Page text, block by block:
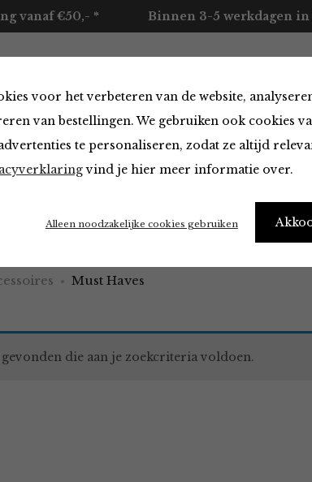
voor het verbeteren van de website,
van bestellingen. We gebruiken ook cookies
te personaliseren, zodat ze altijd
vind je hier meer informatie over.
Alleen noodzakelijke cookies gebruiken
vanaf €50,- * Binnen 3-5 werkdagen in
Merken Over ons Contact
Must Haves
die aan je zoekcriteria voldoen.